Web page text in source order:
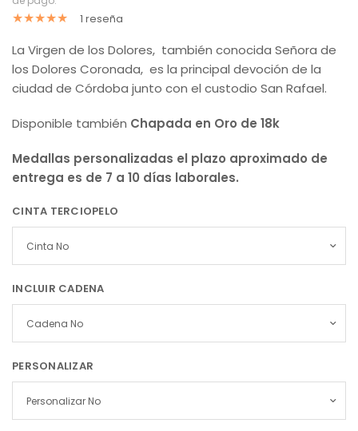
1 reseña
La Virgen de los Dolores, también conocida Señora de
los Dolores Coronada, es la principal devoción de la
ciudad de Córdoba junto con el custodio San Rafael.
Disponible también Chapada en Oro de 18k
Medallas personalizadas el plazo aproximado de
entrega es de 7 a 10 días laborales.
CINTA TERCIOPELO
INCLUIR CADENA
PERSONALIZAR